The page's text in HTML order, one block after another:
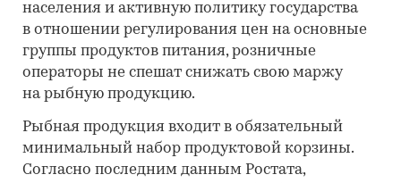
населения и активную политику государства
в отношении регулирования цен на основные
группы продуктов питания, розничные
операторы не спешат снижать свою маржу
на рыбную продукцию.
Рыбная продукция входит в обязательный
минимальный набор продуктовой корзины.
Согласно последним данным Ростата,